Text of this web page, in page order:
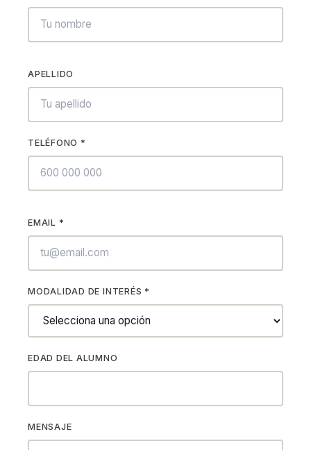
APELLIDO
TELÉFONO *
EMAIL *
MODALIDAD DE INTERÉS *
EDAD DEL ALUMNO
MENSAJE